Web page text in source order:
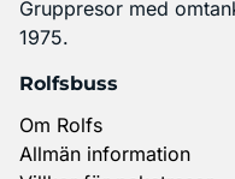
Gruppresor med
1975.
Rolfsbuss
Om Rolfs
Allmän information